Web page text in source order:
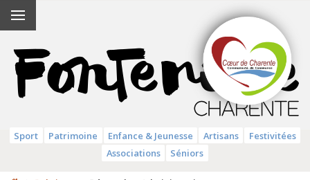
Sport Patrimoine Enfance & Jeunesse Artisans
Festivitées
Associations
Séniors